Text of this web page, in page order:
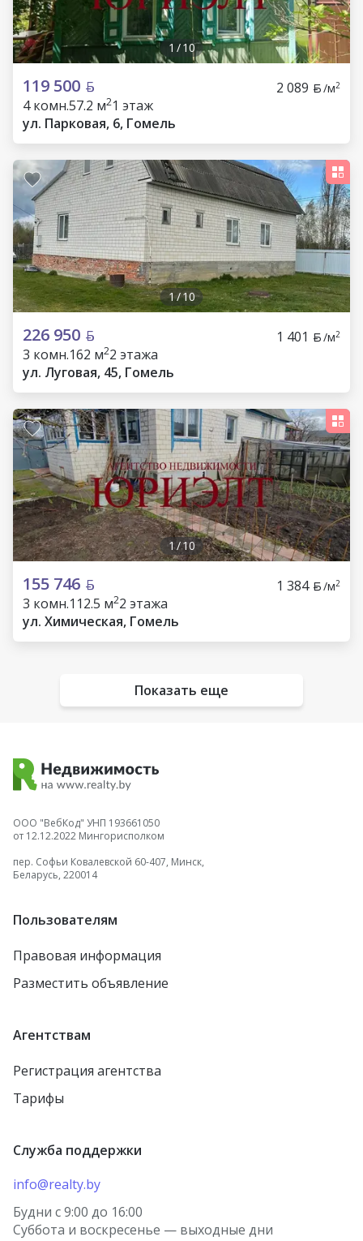
1 /10
119 500 2 089 /м2
4 комн.57.2 м21 этаж
ул. Парковая, 6, Гомель
1/10
226 950 1 401 /м2
3 комн.162 м22 этажа
ул. Луговая, 45, Гомель
1/10
155 746 1 384 /м2
3 комн.112.5 м22 этажа
ул. Химическая, Гомель
Показать еще
ООО "ВебКод" УНП 193661050
от 12.12.2022 Мингорисполком
пер. Софьи Ковалевской 60-407, Минск,
Беларусь, 220014
Пользователям
Правовая информация
Разместить объявление
Агентствам
Регистрация агентства
Тарифы
Служба поддержки
info@realty.by
Будни с 9:00 до 16:00
Суббота и воскресенье — выходные дни